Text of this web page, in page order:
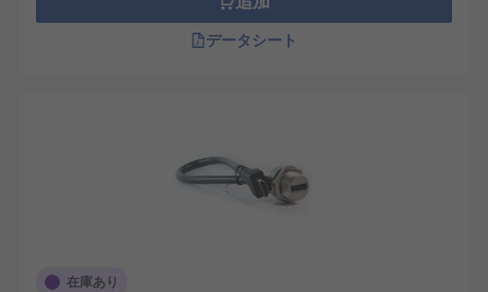
データシート
在庫あり